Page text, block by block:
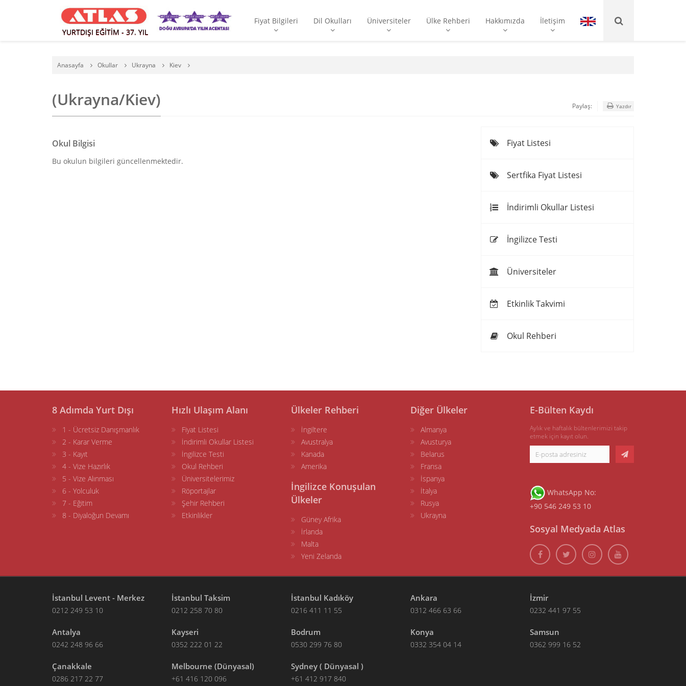
YURTDIŞI EĞİTİM - 37. YIL
Fiyat Bilgileri Dil Okulları Üniversiteler Ülke Rehberi Hakkımızda İletişim
Anasayfa Okullar Ukrayna Kiev
(Ukrayna/Kiev) Paylaş: Yazdır
Okul Bilgisi
Bu okulun bilgileri güncellenmektedir.
Fiyat Listesi
Sertfika Fiyat Listesi
İndirimli Okullar Listesi
İngilizce Testi
Üniversiteler
Etkinlik Takvimi
Okul Rehberi
8 Adımda Yurt Dışı
1 - Ücretsiz Danışmanlık
2 - Karar Verme
3 - Kayıt
4 - Vize Hazırlık
5 - Vize Alınması
6 - Yolculuk
7 - Eğitim
8 - Diyaloğun Devamı
Hızlı Ulaşım Alanı
Fiyat Listesi
İndirimli Okullar Listesi
İngilizce Testi
Okul Rehberi
Üniversitelerimiz
Röportajlar
Şehir Rehberi
Etkinlikler
Ülkeler Rehberi
İngiltere
Avustralya
Kanada
Amerika
İngilizce Konuşulan
Ülkeler
Güney Afrika
İrlanda
Malta
Yeni Zelanda
Diğer Ülkeler
Almanya
Avusturya
Belarus
Fransa
İspanya
İtalya
Rusya
Ukrayna
E-Bülten Kaydı
Aylık ve haftalık bültenlerimizi takip
etmek için kayıt olun.
WhatsApp No:
+90 546 249 53 10
Sosyal Medyada Atlas
İstanbul Levent - Merkez
0212 249 53 10
İstanbul Taksim
0212 258 70 80
İstanbul Kadıköy
0216 411 11 55
Ankara
0312 466 63 66
İzmir
0232 441 97 55
Antalya
0242 248 96 66
Kayseri
0352 222 01 22
Bodrum
0530 299 76 80
Konya
0332 354 04 14
Samsun
0362 999 16 52
Çanakkale
0286 217 22 77
Melbourne (Dünyasal)
+61 416 120 096
Sydney ( Dünyasal )
+61 412 917 840